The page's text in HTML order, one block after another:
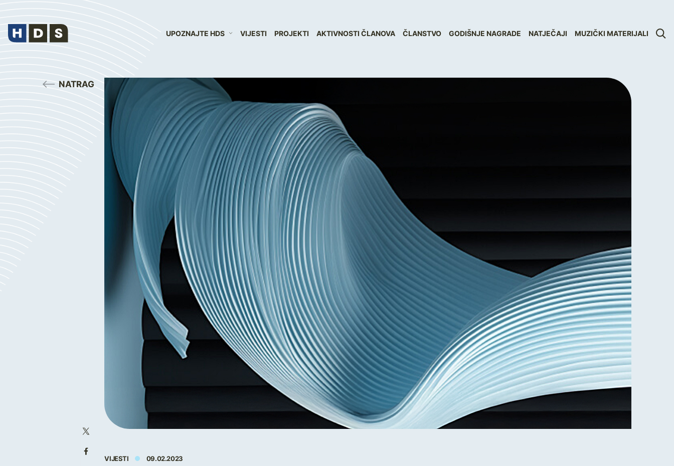
UPOZNAJTE HDS VIJESTI PROJEKTI AKTIVNOSTI ČLANOVA ČLANSTVO GODIŠNJE NAGRADE NATJEČAJI MUZIČKI MATERIJALI
NATRAG
VIJESTI 09.02.2023